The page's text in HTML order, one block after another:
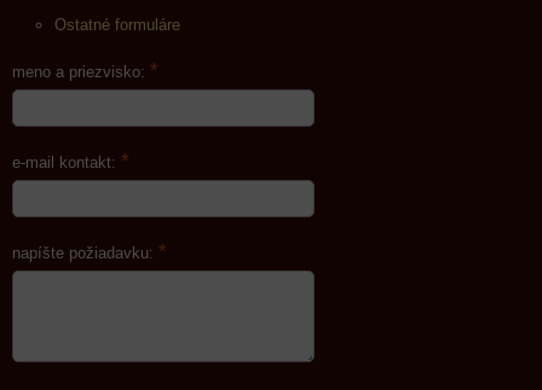
Ostatné formuláre
meno a priezvisko: *
e-mail kontakt: *
napíšte požiadavku: *